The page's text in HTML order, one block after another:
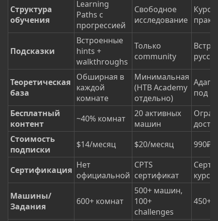
Структура
обучения
Learning
Paths с
прогрессией
Свободное
исследование
Подсказки
Встроенные
hints +
walkthroughs
Только
community
Теоретическая
база
Обширная в
каждой
комнате
Минимальная
(HTB Academy
отдельно)
под
Бесплатный
контент
~40% комнат
20 активных
машин
Стоимость
подписки
$14/месяц $20/месяц 990₽/
Сертификация Нет
официальной
CPTS
сертификат
Машины/
Задания
600+ комнат
500+ машин,
100+
challenges
450+